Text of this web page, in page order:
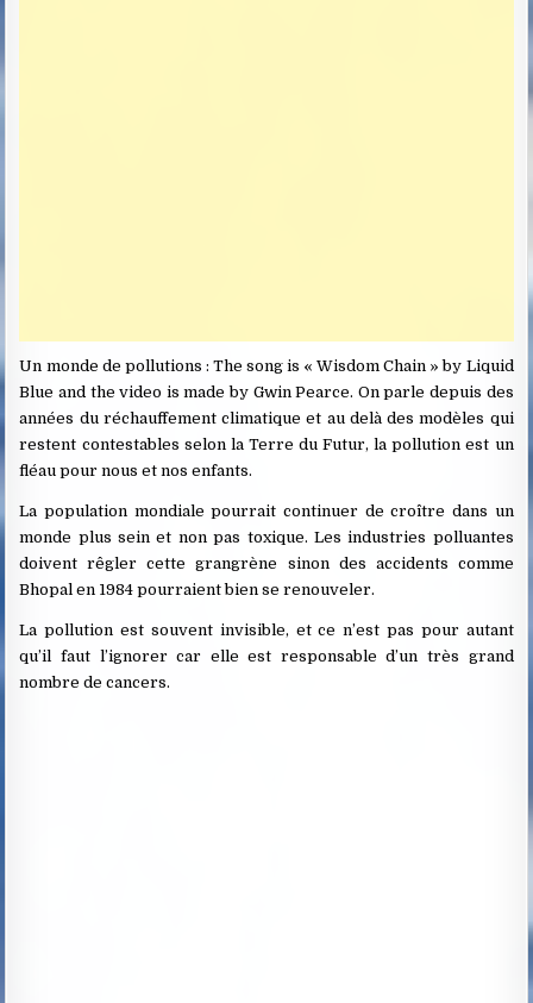
Un monde de pollutions : The song is « Wisdom Chain » by Liquid
Blue and the video is made by Gwin Pearce. On parle depuis des
années du réchauffement climatique et au delà des modèles qui
restent contestables selon la Terre du Futur, la pollution est un
fléau pour nous et nos enfants.
La population mondiale pourrait continuer de croître dans un
monde plus sein et non pas toxique. Les industries polluantes
doivent rêgler cette grangrène sinon des accidents comme
Bhopal en 1984 pourraient bien se renouveler.
La pollution est souvent invisible, et ce n’est pas pour autant
qu’il faut l’ignorer car elle est responsable d’un très grand
nombre de cancers.